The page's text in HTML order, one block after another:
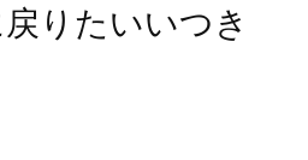
りたいいつき